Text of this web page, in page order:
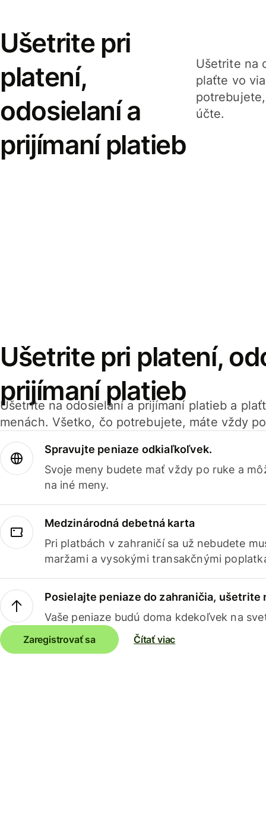
Ušetrite pri
platení,
odosielaní a
prijímaní platieb
Ušetrite na
plaťte vo
účte.
Ušetrite pri platení,
prijímaní platieb
Ušetrite na odosielaní a prijímaní platieb a
menách. Všetko, čo potrebujete, máte vždy
Spravujte peniaze odkiaľkoľvek.
Svoje meny budete mať vždy po ruke a
na iné meny.
Medzinárodná debetná karta
Pri platbách v zahraničí sa už nebudete
maržami a vysokými transakčnými
Posielajte peniaze do zahraničia, ušetrite
Vaše peniaze budú doma kdekoľvek na
Zaregistrovať sa Čítať viac